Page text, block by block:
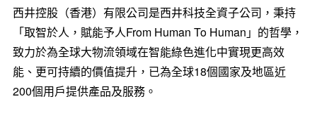
西井控股（香港）有限公司是西井科技全資子公司，秉持
「取智於人，賦能予人From Human To Human」的哲學，
致力於為全球大物流領域在智能綠色進化中實現更高效
能、更可持續的價值提升，已為全球18個國家及地區近
200個用戶提供產品及服務。